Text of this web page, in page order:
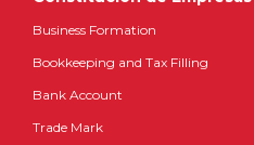
Business Formation
Bookkeeping and Tax Filling
Bank Account
Trade Mark